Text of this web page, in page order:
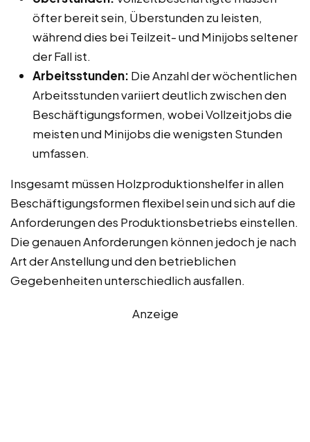
öfter bereit sein, Überstunden zu leisten,
während dies bei Teilzeit- und Minijobs seltener
der Fall ist.
Arbeitsstunden: Die Anzahl der wöchentlichen
Arbeitsstunden variiert deutlich zwischen den
Beschäftigungsformen, wobei Vollzeitjobs die
meisten und Minijobs die wenigsten Stunden
umfassen.
Insgesamt müssen Holzproduktionshelfer in allen
Beschäftigungsformen flexibel sein und sich auf die
Anforderungen des Produktionsbetriebs einstellen.
Die genauen Anforderungen können jedoch je nach
Art der Anstellung und den betrieblichen
Gegebenheiten unterschiedlich ausfallen.
Anzeige